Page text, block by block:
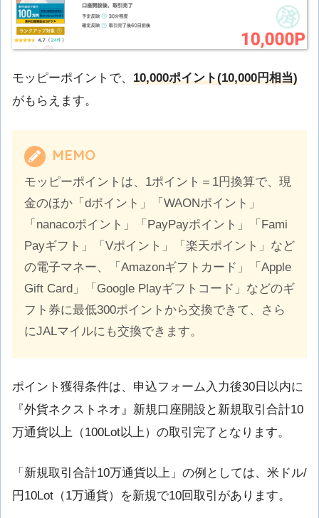
モッピーポイントで、 10,000ポイント(10,000円相当)
がもらえます。
MEMO
モッピーポイントは、1ポイント＝1円換算で、現
金のほか「dポイント」「WAONポイント」
「nanacoポイント」「PayPayポイント」「Fami
Payギフト」「Vポイント」「楽天ポイント」など
の電子マネー、「Amazonギフトカード」「Apple
Gift Card」「Google Playギフトコード」などのギ
フト券に最低300ポイントから交換できて、さら
にJALマイルにも交換できます。
ポイント獲得条件は、申込フォーム入力後30日以内に
『外貨ネクストネオ』新規口座開設と新規取引合計10
万通貨以上（100Lot以上）の取引完了となります。
「新規取引合計10万通貨以上」の例としては、米ドル/
円10Lot（1万通貨）を新規で10回取引があります。